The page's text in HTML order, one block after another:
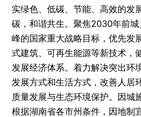
实绿色、低碳、节能、高效的发
碳，和谐共生。聚焦2030年前
峰的国家重大战略目标，优先发
式建筑、可再生能源等新技术，
发展经济体系。着力解决突出环
发展方式和生活方式，改善人居
质量发展与生态环境保护。因城
根据湖南省各市州条件，因地制